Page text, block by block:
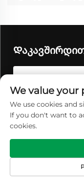
We value your
We use cookies and
If you don't want to
cookies.